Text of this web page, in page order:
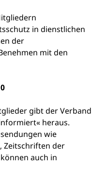
in dienstlichen
der
mit den
gibt der Verband
heraus.
wie
Zeitschriften der
auch in